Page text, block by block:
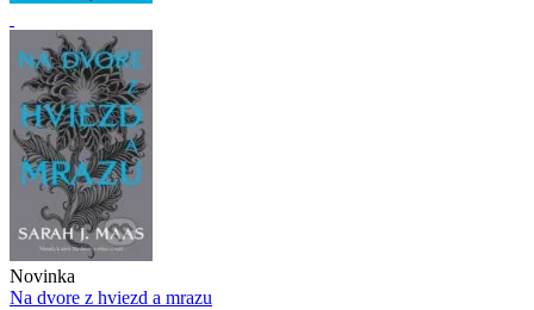
Novinka
Na dvore z hviezd a mrazu